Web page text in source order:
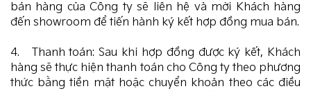
bán hàng của Công ty sẽ liên hệ và mời Khách hàng
đến showroom để tiến hành ký kết hợp đồng mua bán.
4. Thanh toán: Sau khi hợp đồng được ký kết, Khách
hàng sẽ thực hiện thanh toán cho Công ty theo phương
thức bằng tiền mặt hoặc chuyển khoản theo các điều